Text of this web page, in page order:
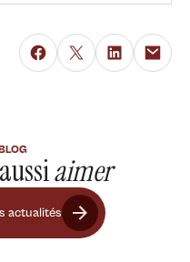
aimer
actualités